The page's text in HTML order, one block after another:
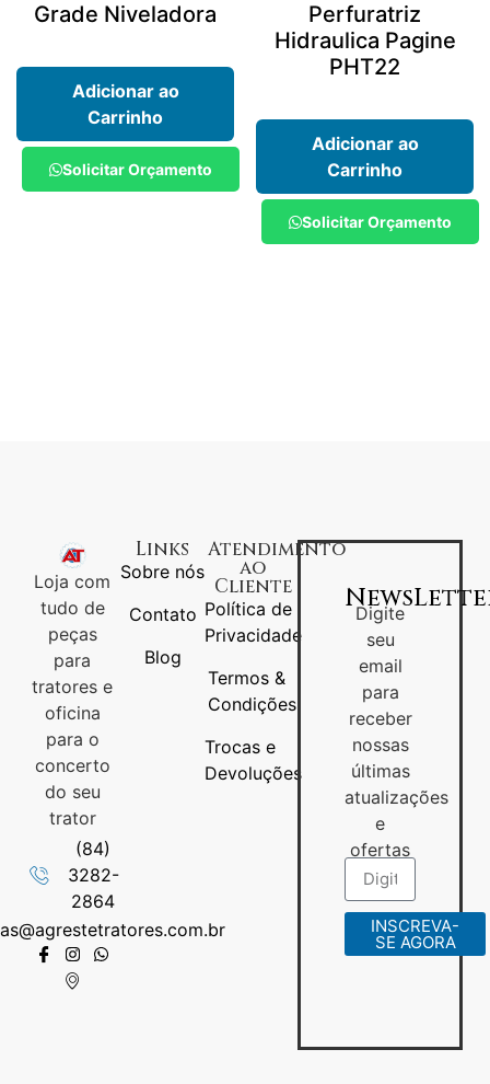
Grade Niveladora
Adicionar ao
Carrinho
Solicitar Orçamento
Perfuratriz
Hidraulica Pagine
PHT22
Adicionar ao
Carrinho
Solicitar Orçamento
Loja com
tudo de
peças
para
tratores e
oficina
para o
concerto
do seu
trator
(84)
3282-
2864
Links
Sobre nós
Contato
Blog
Atendimento
ao
Cliente
Política de
Privacidade
Termos &
Condições
Trocas e
Devoluções
Digite
seu
email
para
receber
nossas
últimas
atualizações
e
ofertas
INSCREVA-
SE AGORA